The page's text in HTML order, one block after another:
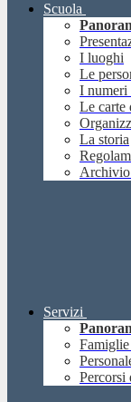
Scuola
I luoghi
Le
I numeri
Le carte
La storia
Servizi
Famiglie
Percorsi